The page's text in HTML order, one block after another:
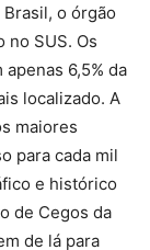
o órgão
no SUS. Os
6,5% da
localizado. A
maiores
para cada mil
e histórico
de Cegos da
de lá para